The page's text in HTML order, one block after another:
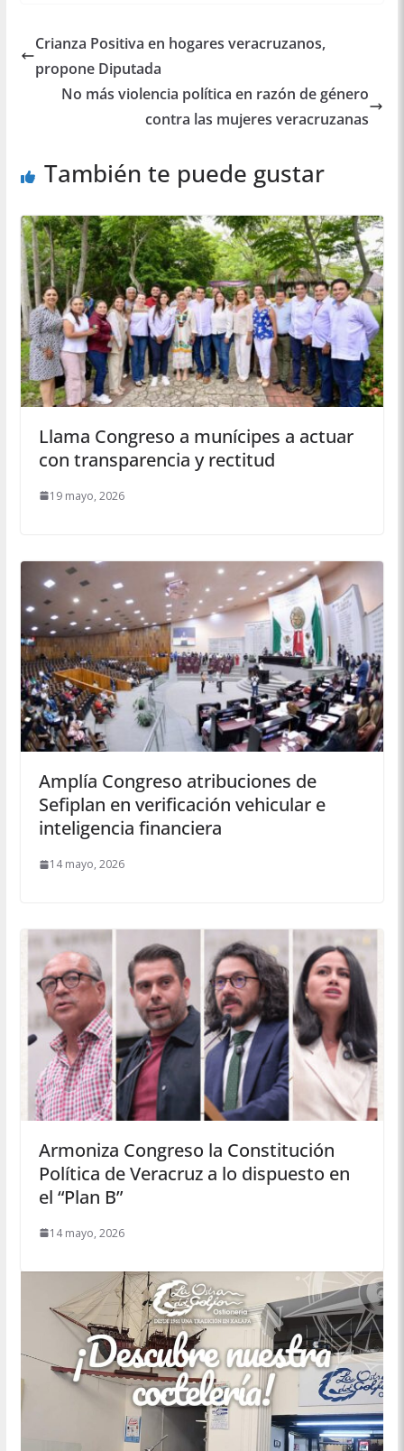
Crianza Positiva en hogares veracruzanos,
propone Diputada
No más violencia política en razón de género
contra las mujeres veracruzanas
También te puede gustar
Llama Congreso a munícipes a actuar
con transparencia y rectitud
19 mayo, 2026
Amplía Congreso atribuciones de
Sefiplan en verificación vehicular e
inteligencia financiera
14 mayo, 2026
Armoniza Congreso la Constitución
Política de Veracruz a lo dispuesto en
el “Plan B”
14 mayo, 2026